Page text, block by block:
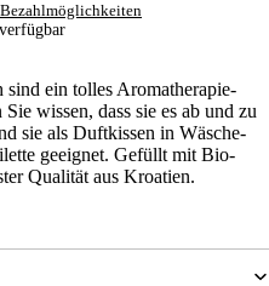
verfügbar
ein tolles Aromatherapie-
wissen, dass sie es ab und zu
sie als Duftkissen in Wäsche-
geeignet. Gefüllt mit Bio-
Qualität aus Kroatien.